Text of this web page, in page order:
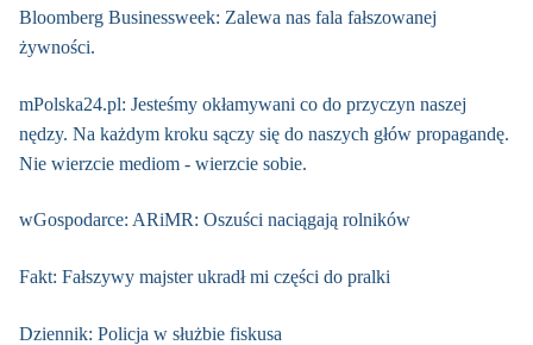
Bloomberg Businessweek: Zalewa nas fala fałszowanej
żywności.
mPolska24.pl: Jesteśmy okłamywani co do przyczyn naszej
nędzy. Na każdym kroku sączy się do naszych głów propagandę.
Nie wierzcie mediom - wierzcie sobie.
wGospodarce: ARiMR: Oszuści naciągają rolników
Fakt: Fałszywy majster ukradł mi części do pralki
Dziennik: Policja w służbie fiskusa